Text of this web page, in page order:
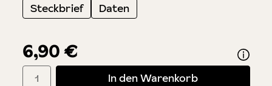
6,90 €
Steckbrief
Daten
Produkt Anzahl: Gib den gewünschten Wert ein oder benutze
In den Warenkorb